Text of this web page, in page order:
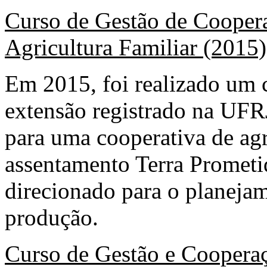
Curso de Gestão de
Agricultura Familiar (2015)
Em 2015, foi realizado um
extensão registrado na
para uma cooperativa de
assentamento Terra
direcionado para o
produção.
Curso de Gestão e